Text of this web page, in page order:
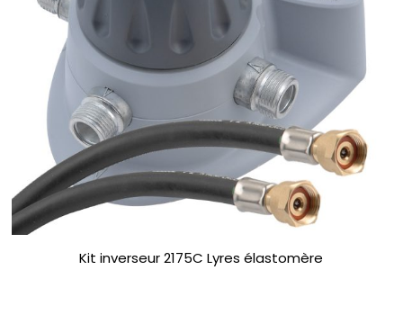
Kit inverseur 2175C Lyres élastomère